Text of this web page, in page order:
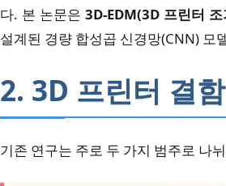
다. 본 논문은 3D-EDM(3D 프린터
설계된 경량 합성곱 신경망(CNN) 모
2. 3D 프린터 결
기존 연구는 주로 두 가지 범주로 나